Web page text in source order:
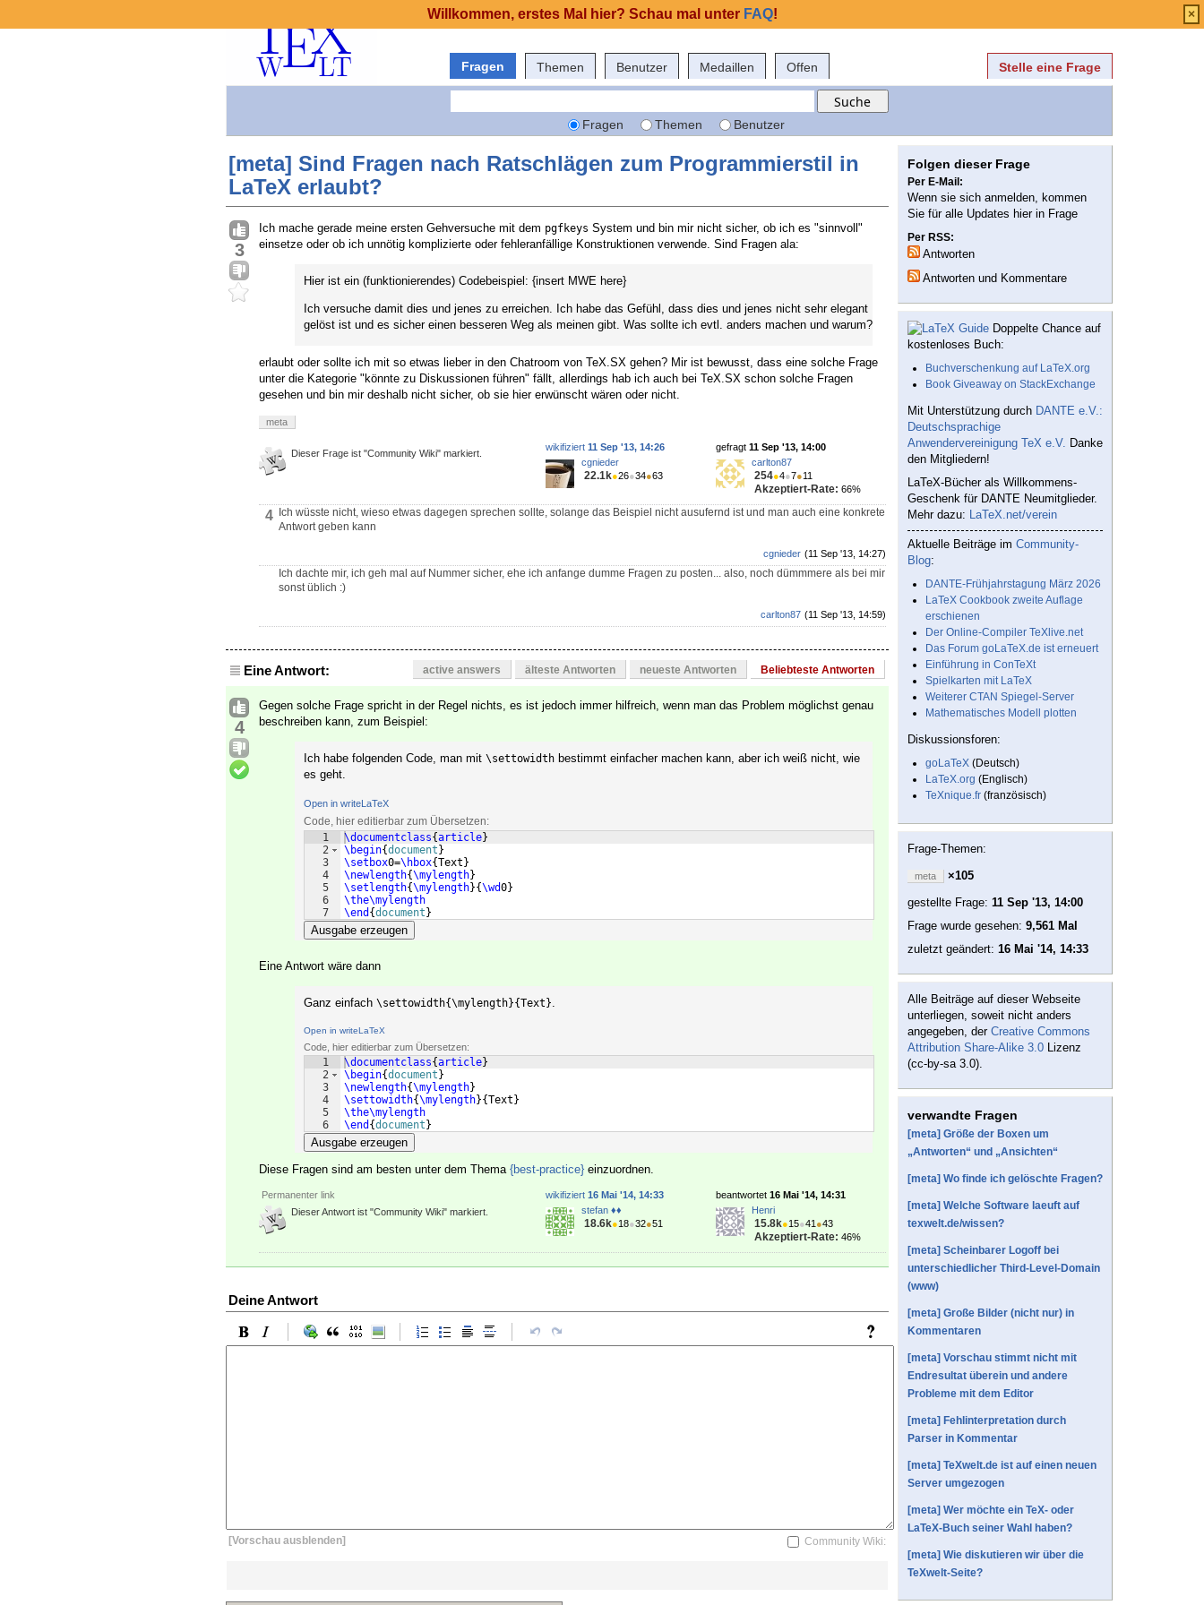
Fragen Themen Benutzer Medaillen Offen Stelle eine Frage
Fragen Themen Benutzer
[meta] Sind Fragen nach Ratschlägen zum Programmierstil in
LaTeX erlaubt?
3
Ich mache gerade meine ersten Gehversuche mit dem pgfkeys System und bin mir nicht sicher, ob ich es "sinnvoll"
einsetze oder ob ich unnötig komplizierte oder fehleranfällige Konstruktionen verwende. Sind Fragen ala:
Hier ist ein (funktionierendes) Codebeispiel: {insert MWE here}
Ich versuche damit dies und jenes zu erreichen. Ich habe das Gefühl, dass dies und jenes nicht sehr elegant
gelöst ist und es sicher einen besseren Weg als meinen gibt. Was sollte ich evtl. anders machen und warum?
erlaubt oder sollte ich mit so etwas lieber in den Chatroom von TeX.SX gehen? Mir ist bewusst, dass eine solche Frage
unter die Kategorie "könnte zu Diskussionen führen" fällt, allerdings hab ich auch bei TeX.SX schon solche Fragen
gesehen und bin mir deshalb nicht sicher, ob sie hier erwünscht wären oder nicht.
meta
Dieser Frage ist "Community Wiki" markiert.
gefragt 11 Sep '13, 14:00
carlton87
254●4●7●11
Akzeptiert-Rate: 66%
wikifiziert 11 Sep '13, 14:26
cgnieder
22.1k●26●34●63
4
Ich wüsste nicht, wieso etwas dagegen sprechen sollte, solange das Beispiel nicht ausufernd ist und man auch eine konkrete
Antwort geben kann
(11 Sep '13, 14:27)
cgnieder
Ich dachte mir, ich geh mal auf Nummer sicher, ehe ich anfange dumme Fragen zu posten... also, noch dümmmere als bei mir
sonst üblich :)
(11 Sep '13, 14:59)
carlton87
Eine Antwort: active answers älteste Antworten neueste Antworten Beliebteste Antworten
4
Gegen solche Frage spricht in der Regel nichts, es ist jedoch immer hilfreich, wenn man das Problem möglichst genau
beschreiben kann, zum Beispiel:
Ich habe folgenden Code, man mit \settowidth bestimmt einfacher machen kann, aber ich weiß nicht, wie
es geht.
Open in writeLaTeX
Code, hier editierbar zum Übersetzen:
1
2
3
4
5
6
7
\documentclass{article}
\begin{document }
\setbox0=\hbox{Text }
\newlength{\mylength}
\setlength{\mylength}{\wd0}
\the\mylength
\end {document }
Ausgabe erzeugen
Eine Antwort wäre dann
Ganz einfach \settowidth{\mylength}{Text}.
Open in writeLaTeX
Code, hier editierbar zum Übersetzen:
1
2
3
4
5
6
\documentclass{article}
\begin{document }
\newlength{\mylength}
\settowidth{\mylength}{Text }
\the\mylength
\end {document }
Ausgabe erzeugen
Diese Fragen sind am besten unter dem Thema {best-practice} einzuordnen.
Permanenter link
Dieser Antwort ist "Community Wiki" markiert.
beantwortet 16 Mai '14, 14:31
Henri
15.8k●15●41 ●43
Akzeptiert-Rate: 46%
wikifiziert 16 Mai '14, 14:33
stefan ♦♦
18.6k●18●32●51
Deine Antwort
[Vorschau ausblenden] Community Wiki:
Folgen dieser Frage
Per E-Mail:
Wenn sie sich anmelden, kommen
Sie für alle Updates hier in Frage
Per RSS:
Antworten
Antworten und Kommentare
Doppelte Chance auf
kostenloses Buch:
Buchverschenkung auf LaTeX.org
Book Giveaway on StackExchange
Mit Unterstützung durch DANTE e.V.:
Deutschsprachige
Anwendervereinigung TeX e.V. Danke
den Mitgliedern!
LaTeX-Bücher als Willkommens-
Geschenk für DANTE Neumitglieder.
Mehr dazu: LaTeX.net/verein
Aktuelle Beiträge im Community-
Blog:
DANTE-Frühjahrstagung März 2026
LaTeX Cookbook zweite Auflage
erschienen
Der Online-Compiler TeXlive.net
Das Forum goLaTeX.de ist erneuert
Einführung in ConTeXt
Spielkarten mit LaTeX
Weiterer CTAN Spiegel-Server
Mathematisches Modell plotten
Diskussionsforen:
goLaTeX (Deutsch)
LaTeX.org (Englisch)
TeXnique.fr (französisch)
Frage-Themen:
meta
×105
gestellte Frage: 11 Sep '13, 14:00
Frage wurde gesehen: 9,561 Mal
zuletzt geändert: 16 Mai '14, 14:33
Alle Beiträge auf dieser Webseite
unterliegen, soweit nicht anders
angegeben, der Creative Commons
Attribution Share-Alike 3.0 Lizenz
(cc-by-sa 3.0).
verwandte Fragen
[meta] Größe der Boxen um
„Antworten“ und „Ansichten“
[meta] Wo finde ich gelöschte Fragen?
[meta] Welche Software laeuft auf
texwelt.de/wissen?
[meta] Scheinbarer Logoff bei
unterschiedlicher Third-Level-Domain
(www)
[meta] Große Bilder (nicht nur) in
Kommentaren
[meta] Vorschau stimmt nicht mit
Endresultat überein und andere
Probleme mit dem Editor
[meta] Fehlinterpretation durch
Parser in Kommentar
[meta] TeXwelt.de ist auf einen neuen
Server umgezogen
[meta] Wer möchte ein TeX- oder
LaTeX-Buch seiner Wahl haben?
[meta] Wie diskutieren wir über die
TeXwelt-Seite?
Willkommen, erstes Mal hier? Schau mal unter FAQ! ×